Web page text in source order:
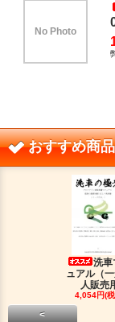
No Photo
おすすめ商品
洗車
ュアル（
人販売
4,054円(
<